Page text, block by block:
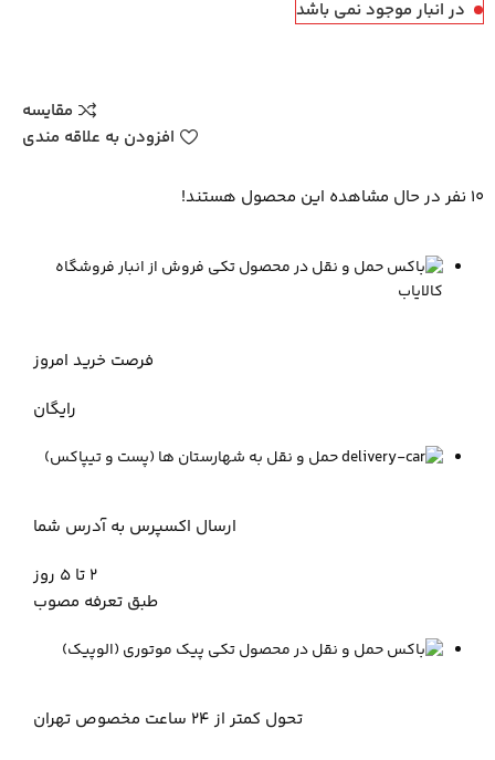
در انبار موجود نمی باشد
مقایسه
افزودن به علاقه مندی
10 نفر در حال مشاهده این محصول هستند!
فروش از انبار فروشگاه
کالایاب
فرصت خرید امروز
رایگان
حمل و نقل به شهارستان ها (پست و تیپاکس)
ارسال اکسپرس به آدرس شما
2 تا ۵ روز
طبق تعرفه مصوب
پیک موتوری (الوپیک)
تحول کمتر از 24 ساعت مخصوص تهران